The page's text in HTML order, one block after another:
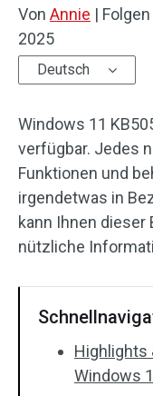
Von Annie | Folgen
2025
Deutsch
Windows 11
verfügbar. Jedes
Funktionen und
irgendetwas in
kann Ihnen dieser
nützliche
Highlights
Windows